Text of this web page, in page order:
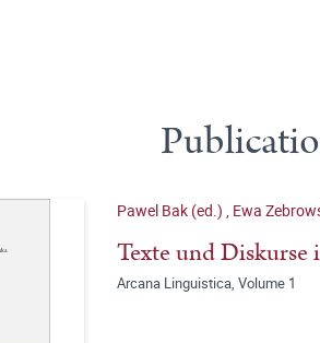
Pawel Bak (ed.) , Ewa
Texte und
Arcana Linguistica, Volume 1